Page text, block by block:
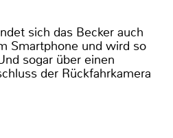
sich das Becker auch
Smartphone und wird so
sogar über einen
der Rückfahrkamera